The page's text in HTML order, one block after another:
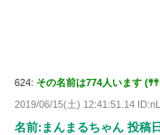
624: その名前は774人います (ｻ
2019/06/15(土) 12:41:51.14
名前:まんまるちゃん 投稿